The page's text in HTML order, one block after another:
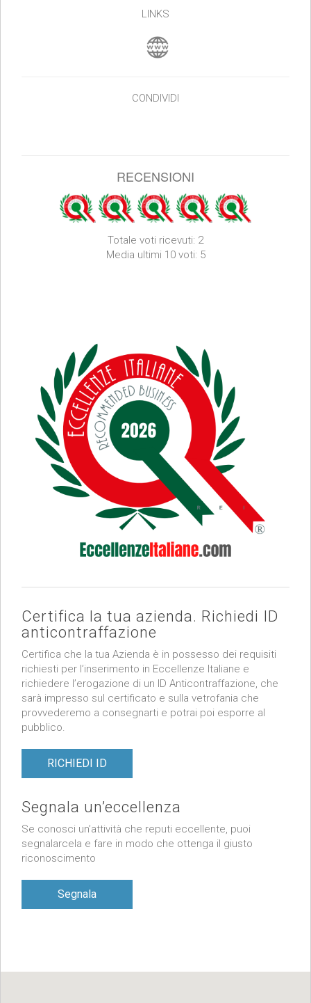
LINKS
CONDIVIDI
RECENSIONI
Totale voti ricevuti: 2
Media ultimi 10 voti: 5
Certifica la tua azienda. Richiedi ID
anticontraffazione
Certifica che la tua Azienda è in possesso dei requisiti
richiesti per l’inserimento in Eccellenze Italiane e
richiedere l’erogazione di un ID Anticontraffazione, che
sarà impresso sul certificato e sulla vetrofania che
provvederemo a consegnarti e potrai poi esporre al
pubblico.
RICHIEDI ID
Segnala un’eccellenza
Se conosci un’attività che reputi eccellente, puoi
segnalarcela e fare in modo che ottenga il giusto
riconoscimento
Segnala